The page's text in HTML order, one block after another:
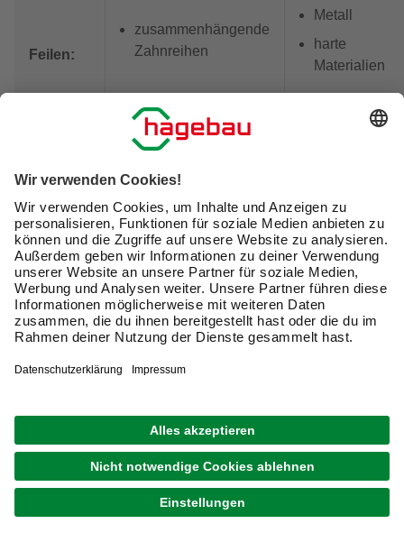
Feilen:
zusammenhängende
Zahnreihen
Metall
harte
Materialien
Raspeln:
einzelne
Raspelhiebe
punktuelle Zähne
weiche
Materialien
wie z. B.
Speckstein
oder
Kunststoff
müssen: Welches Material möchten Sie bearbeiten?
Feilen können Sie meist auch für die